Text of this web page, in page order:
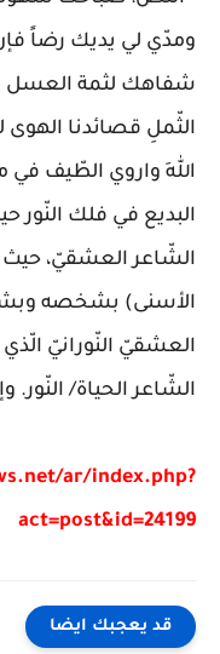
ومدّي لي يديك رضاً
شفاهك لثمة العسل
الثّملِ قصائدنا الهوى
اللهِ واروي الطّيف في
البديع في فلك النّور
الشّاعر العشقيّ، حيث
الأسنى) بشخصه
العشقيّ النّورانيّ الّذي
الشّاعر الحياة/ النّور.
ar/index.php?
act=post&id=24199
قد يعجبك ايضا